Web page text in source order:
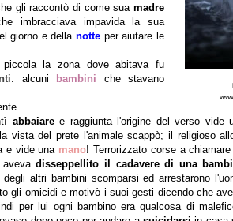
gli raccontò di come sua madre
imbracciava impavida la sua
giorno e dellanotte per aiutare le
la zona dove abitava fu
: alcuni bambini che stavano
.
abbaiare e raggiunta l'origine del verso vide
vista del prete l'animale scappò; il religioso
e vide una mano! Terrorizzato corse a
avevadisseppellito il cadavere di una
altri bambini scomparsi ed arrestarono
gli omicidi e motivò i suoi gesti dicendo che
per lui ogni bambino era qualcosa di